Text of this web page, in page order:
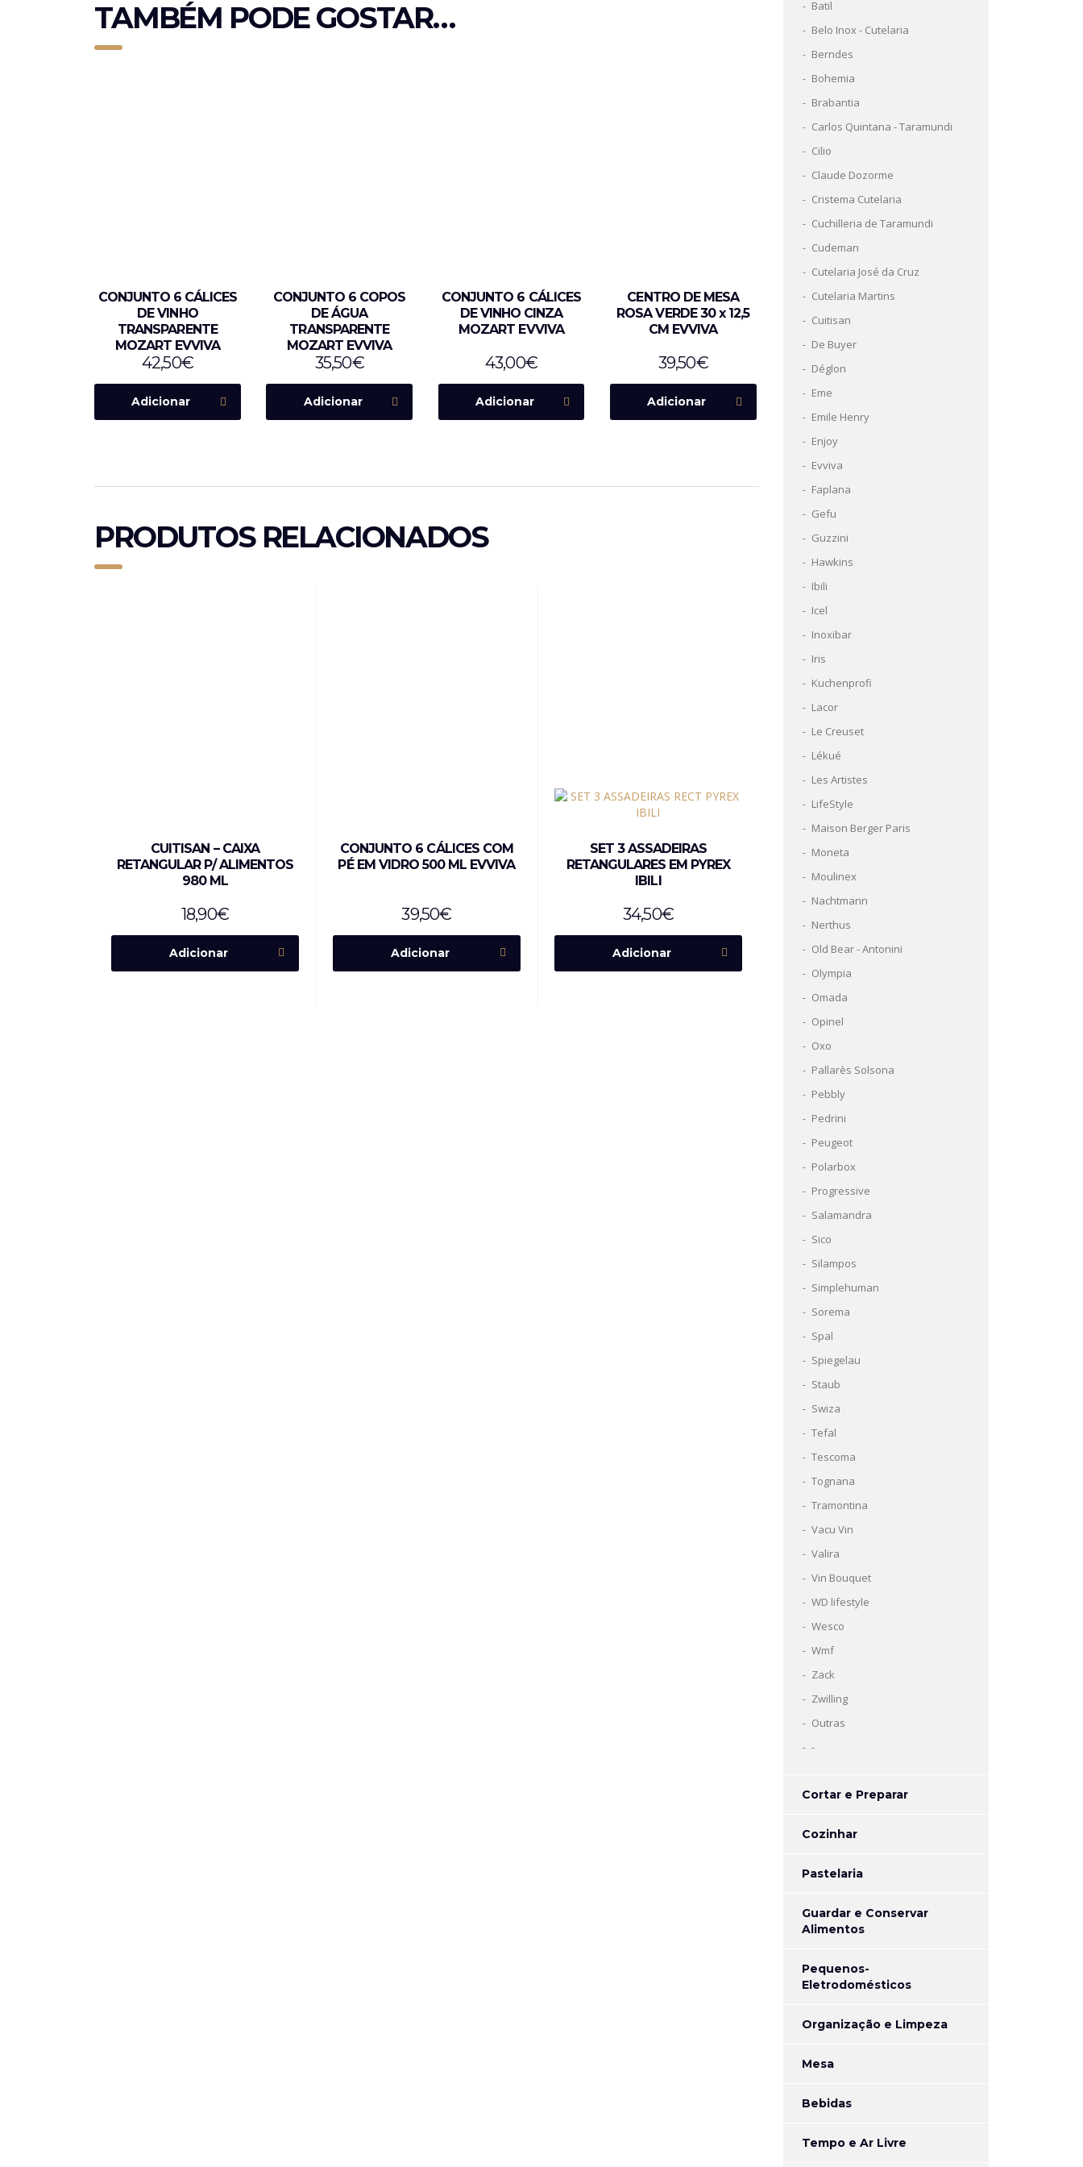
TAMBÉM PODE GOSTAR…
CONJUNTO 6 CÁLICES
DE VINHO
TRANSPARENTE
MOZART EVVIVA
42,50€
Adicionar
CONJUNTO 6 COPOS
DE ÁGUA
TRANSPARENTE
MOZART EVVIVA
35,50€
Adicionar
CONJUNTO 6 CÁLICES
DE VINHO CINZA
MOZART EVVIVA
43,00€
Adicionar
CENTRO DE MESA
ROSA VERDE 30 x 12,5
CM EVVIVA
39,50€
Adicionar
PRODUTOS RELACIONADOS
CUITISAN – CAIXA
RETANGULAR P/ ALIMENTOS
980 ML
18,90€
Adicionar
CONJUNTO 6 CÁLICES COM
PÉ EM VIDRO 500 ML EVVIVA
39,50€
Adicionar
SET 3 ASSADEIRAS
RETANGULARES EM PYREX
IBILI
34,50€
Adicionar
Batil
Belo Inox - Cutelaria
Berndes
Bohemia
Brabantia
Carlos Quintana - Taramundi
Cilio
Claude Dozorme
Cristema Cutelaria
Cuchilleria de Taramundi
Cudeman
Cutelaria José da Cruz
Cutelaria Martins
Cuitisan
De Buyer
Déglon
Eme
Emile Henry
Enjoy
Evviva
Faplana
Gefu
Guzzini
Hawkins
Ibili
Icel
Inoxibar
Iris
Kuchenprofi
Lacor
Le Creuset
Lékué
Les Artistes
LifeStyle
Maison Berger Paris
Moneta
Moulinex
Nachtmann
Nerthus
Old Bear - Antonini
Olympia
Omada
Opinel
Oxo
Pallarès Solsona
Pebbly
Pedrini
Peugeot
Polarbox
Progressive
Salamandra
Sico
Silampos
Simplehuman
Sorema
Spal
Spiegelau
Staub
Swiza
Tefal
Tescoma
Tognana
Tramontina
Vacu Vin
Valira
Vin Bouquet
WD lifestyle
Wesco
Wmf
Zack
Zwilling
Outras
-
Cortar e Preparar
Cozinhar
Pastelaria
Guardar e Conservar
Alimentos
Pequenos-
Eletrodomésticos
Organização e Limpeza
Mesa
Bebidas
Tempo e Ar Livre